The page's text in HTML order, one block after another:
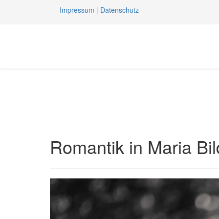
Impressum | Datenschutz
Romantik in Maria